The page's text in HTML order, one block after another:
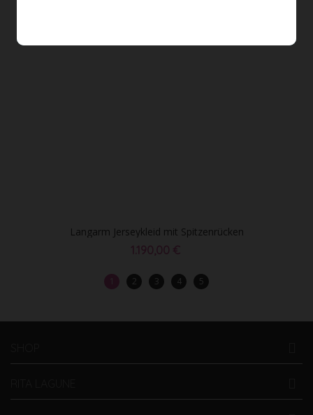
Langarm Jerseykleid mit Spitzenrücken
1.190,00 €
2 3 4 5